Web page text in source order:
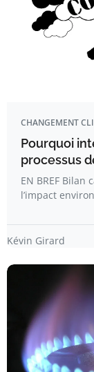
CHANGEMENT
Pourquoi
processus
EN BREF
l’impact
Kévin Girard